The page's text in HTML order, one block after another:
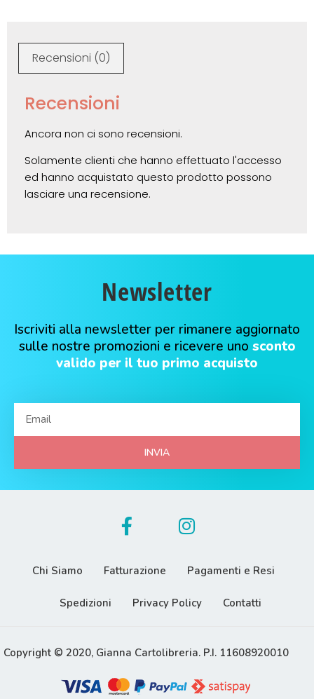
Recensioni (0)
Recensioni
Ancora non ci sono recensioni.
Solamente clienti che hanno effettuato l'accesso
ed hanno acquistato questo prodotto possono
lasciare una recensione.
Newsletter
Iscriviti alla newsletter per rimanere aggiornato
sulle nostre promozioni e ricevere uno sconto
valido per il tuo primo acquisto
INVIA
Chi Siamo Fatturazione Pagamenti e Resi
Spedizioni Privacy Policy Contatti
Copyright © 2020, Gianna Cartolibreria. P.I. 11608920010